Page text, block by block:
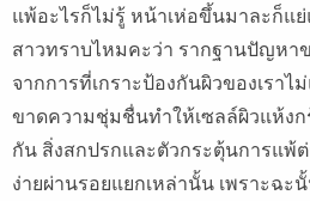
แพ้อะไรก็ไม่รู้หน้าเห่อขึ้นมาละก็แ
สาวทราบไหมคะว่า รากฐานปัญหา
จากการที่เกราะป้องกันผิวของเราไ
ขาดความชุ่มชื่นทำให้เซลล์ผิวแห้ง
กัน สิ่งสกปรกและตัวกระตุ้นการแพ้ต่
ง่ายผ่านรอยแยกเหล่านั้น เพราะฉะ